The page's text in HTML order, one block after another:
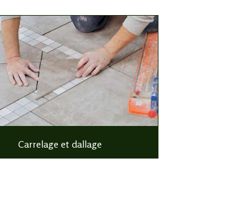
Carrelage et dallage